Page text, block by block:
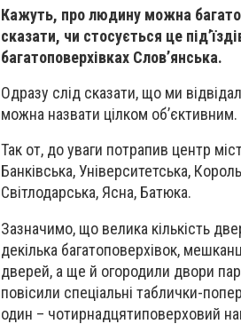
Кажуть, про людину можна
сказати, чи стосується це
багатоповерхівках Слов’янська.
Одразу слід сказати, що ми
можна назвати цілком об’єктивним.
Так от, до уваги потрапив центр
Банківська, Університетська,
Світлодарська, Ясна, Батюка.
Зазначимо, що велика кількість
декілька багатоповерхівок,
дверей, а ще й огородили двори
повісили спеціальні таблички-
один – чотирнадцятиповерховий